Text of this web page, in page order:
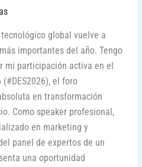
global vuelve a
importantes del año. Tengo
mi participación activa en el
el foro
en transformación
Como speaker profesional,
en marketing y
panel de expertos de un
una oportunidad